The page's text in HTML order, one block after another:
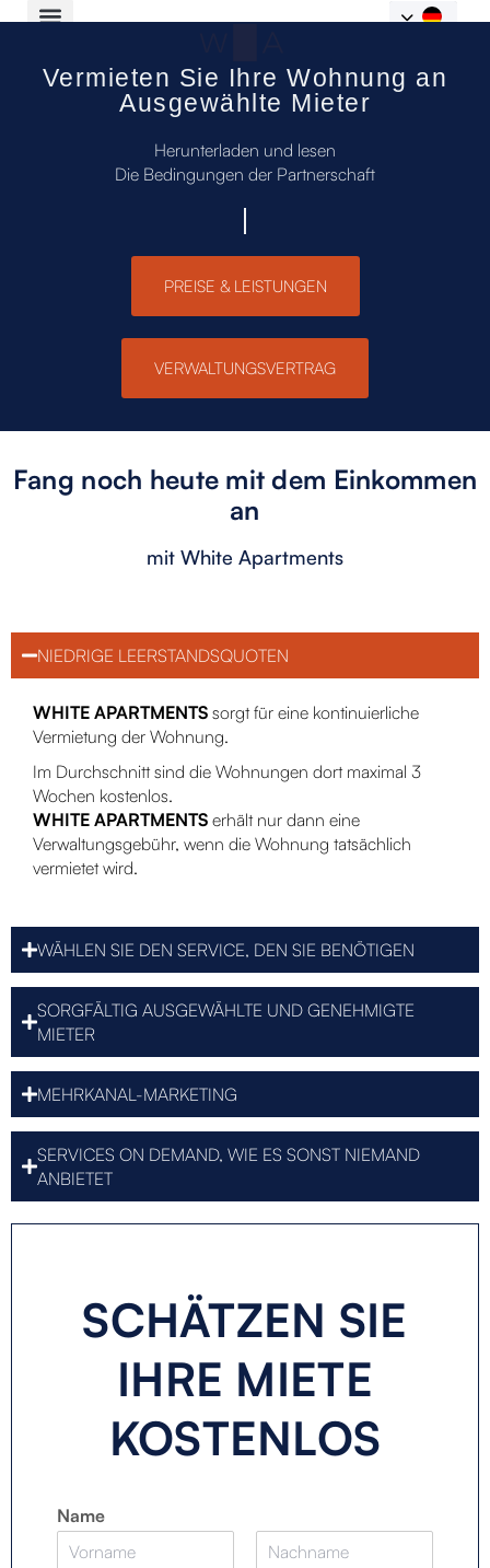
Vermieten Sie Ihre Wohnung an
Ausgewählte Mieter
Herunterladen und lesen
Die Bedingungen der Partnerschaft
PREISE & LEISTUNGEN
VERWALTUNGSVERTRAG
Fang noch heute mit dem Einkommen
an
mit White Apartments
NIEDRIGE LEERSTANDSQUOTEN
WHITE APARTMENTS sorgt für eine kontinuierliche
Vermietung der Wohnung.
Im Durchschnitt sind die Wohnungen dort maximal 3
Wochen kostenlos.
WHITE APARTMENTS erhält nur dann eine
Verwaltungsgebühr, wenn die Wohnung tatsächlich
vermietet wird.
WÄHLEN SIE DEN SERVICE, DEN SIE BENÖTIGEN
SORGFÄLTIG AUSGEWÄHLTE UND GENEHMIGTE
MIETER
MEHRKANAL-MARKETING
SERVICES ON DEMAND, WIE ES SONST NIEMAND
ANBIETET
SCHÄTZEN SIE
IHRE MIETE
KOSTENLOS
Name